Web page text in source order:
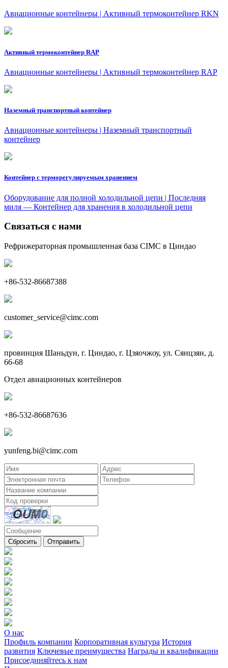
Авиационные контейнеры | Активный термоконтейнер RKN
Активный термоконтейнер RAP
Авиационные контейнеры | Активный термоконтейнер RAP
Наземный транспортный контейнер
Авиационные контейнеры | Наземный транспортный
контейнер
Контейнер с терморегулируемым хранением
Оборудование для полной холодильной цепи | Последняя
миля — Контейнер для хранения в холодильной цепи
Связаться с нами
Рефрижераторная промышленная база CIMC в Циндао
+86-532-86687388
customer_service@cimc.com
провинция Шаньдун, г. Циндао, г. Цзяочжоу, ул. Сянцзян, д.
66-68
Отдел авиационных контейнеров
+86-532-86687636
yunfeng.bi@cimc.com
Сбросить Отправить
О нас
Профиль компании Корпоративная культура История
развития Ключевые преимущества Награды и квалификации
Присоединяйтесь к нам